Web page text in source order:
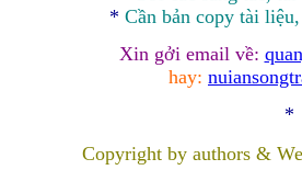
* Cần bản copy tài
Xin gởi email về:
hay:
*
Copyright by authors &